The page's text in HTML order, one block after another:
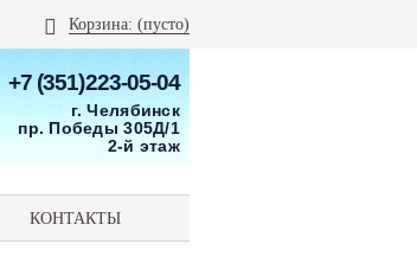
Корзина: (пусто)
+7 (351)223-05-04
г. Челябинск
пр. Победы 305Д/1
2-й этаж
КОНТАКТЫ